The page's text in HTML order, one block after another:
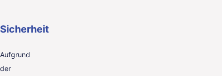
Sicherheit
Aufgrund
der